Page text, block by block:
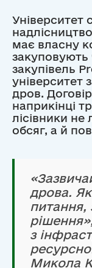
Університет
має власну
закуповують
закупівель
університет
дров.
наприкінці
лісівники
обсяг, а й
дрова.
з
Микола